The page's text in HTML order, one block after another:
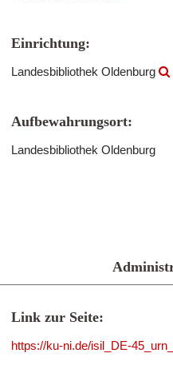
Einrichtung:
Landesbibliothek Oldenburg
Aufbewahrungsort:
Landesbibliothek Oldenburg
Link zur Seite:
https://ku-ni.de/isil_DE-